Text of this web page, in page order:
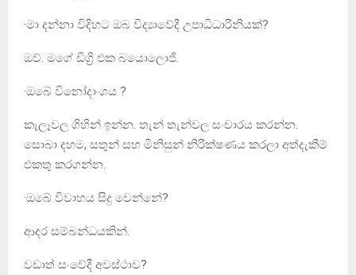
·මා දන්නා විදිහට ඔබ විද්‍යාවේදී උපාධිධාරිනියක්?
ඔව්. මගේ ඩිග්‍රි එක බයොලොජි.
·ඔබේ විනෝදාංශය ?
කැලෑවල ගිහින් ඉන්න. තැන් තැන්වල සංචාරය කරන්න.
සොබා දහම, සතුන් සහ මිනිසුන් නිරීක්ෂණය කරලා අත්දැකීම්
එකතු කරගන්න.
·ඔබේ විවාහය සිදු වෙන්නේ?
ආදර සම්බන්ධයකින්.
වඩාත් සංවේදී අවස්ථාව?